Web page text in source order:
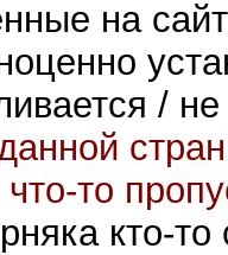
на
/
что-то
кто-